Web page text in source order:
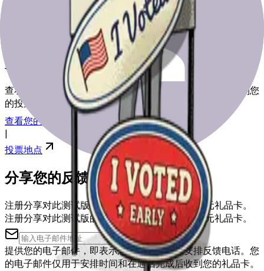
为选举日做好准备
查看我们的资源，帮助您为选举日做好准备，从登记到找到您
的投票站。
查看您的注册
投票地点
分享您的反馈
注册分享对此测试版的反馈，您可能会获得50美元礼品卡。
注册分享对此测试版的反馈，您可能会获得50美元礼品卡。
提供您的电子邮件，即表示您同意被联系以安排反馈电话。您
的电子邮件仅用于安排时间和在通话完成后收到您的礼品卡。